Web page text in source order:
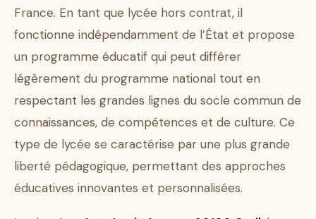
France. En tant que lycée hors contrat, il
fonctionne indépendamment de l’État et propose
un programme éducatif qui peut différer
légèrement du programme national tout en
respectant les grandes lignes du socle commun de
connaissances, de compétences et de culture. Ce
type de lycée se caractérise par une plus grande
liberté pédagogique, permettant des approches
éducatives innovantes et personnalisées.